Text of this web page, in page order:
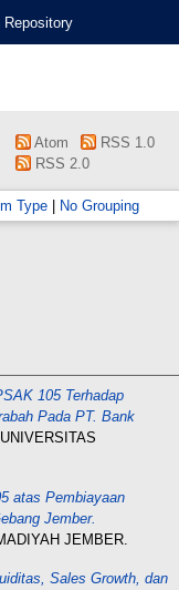
Repository
Atom
RSS 1.0
RSS 2.0
Type| No Grouping
105 Terhadap
Pada PT. Bank
atas Pembiayaan
Jember.
JEMBER.
Sales Growth, dan